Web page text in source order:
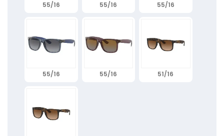
55/16 55/16 55/16
55/16 55/16 51/16